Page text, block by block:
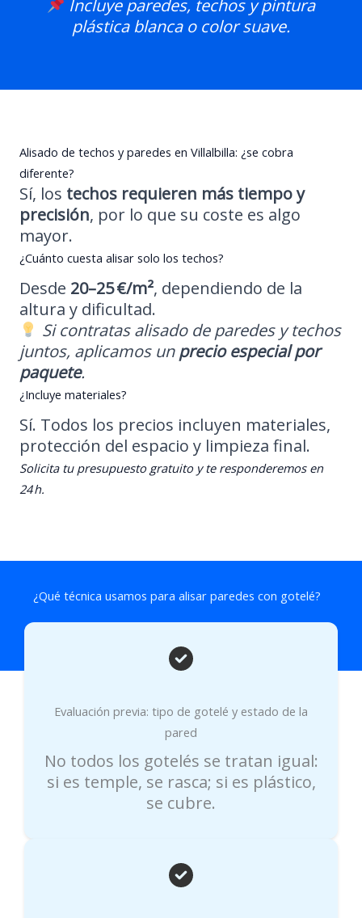
Incluye paredes, techos y pintura
plástica blanca o color suave.
Alisado de techos y paredes en Villalbilla: ¿se cobra
diferente?
Sí, los techos requieren más tiempo y
precisión, por lo que su coste es algo
mayor.
¿Cuánto cuesta alisar solo los techos?
Desde 20–25 €/m², dependiendo de la
altura y dificultad.
Si contratas alisado de paredes y techos
juntos, aplicamos unprecio especial por
paquete.
¿Incluye materiales?
Sí. Todos los precios incluyen materiales,
protección del espacio y limpieza final.
Solicita tu presupuesto gratuito y te responderemos en
24 h.
¿Qué técnica usamos para alisar paredes con gotelé?
Evaluación previa: tipo de gotelé y estado de la
pared
No todos los gotelés se tratan igual:
si es temple, se rasca; si es plástico,
se cubre.